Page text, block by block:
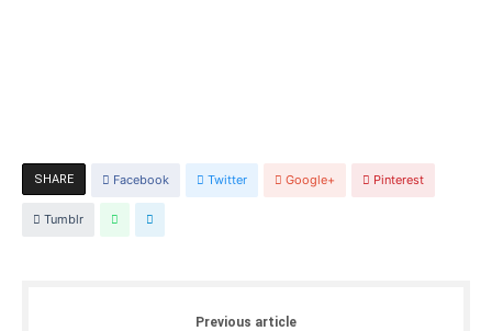
SHARE Facebook Twitter Google+ Pinterest
Tumblr
Previous article